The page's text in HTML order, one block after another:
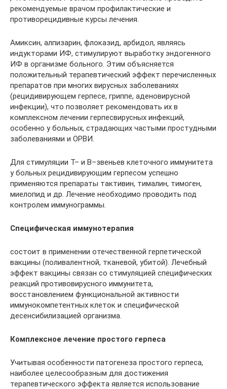
рекомендуемые врачом профилактические и
противорецидивные курсы лечения.
Амиксин, алпизарин, флоказид, арбидол, являясь
индукторами ИФ, стимулируют выработку эндогенного
ИФ в организме больного. Этим объясняется
положительный терапевтический эффект перечисленных
препаратов при многих вирусных заболеваниях
(рецидивирующем герпесе, гриппе, аденовирусной
инфекции), что позволяет рекомендовать их в
комплексном лечении герпесвирусных инфекций,
особенно у больных, страдающих частыми простудными
заболеваниями и ОРВИ.
Для стимуляции Т– и В–звеньев клеточного иммунитета
у больных рецидивирующим герпесом успешно
применяются препараты тактивин, тималин, тимоген,
миелопид и др. Лечение необходимо проводить под
контролем иммунограммы.
Специфическая иммунотерапия
состоит в применении отечественной герпетической
вакцины (поливалентной, тканевой, убитой). Лечебный
эффект вакцины связан со стимуляцией специфических
реакций противовирусного иммунитета,
восстановлением функциональной активности
иммунокомпетентных клеток и специфической
десенсибилизацией организма.
Комплексное лечение простого герпеса
Учитывая особенности патогенеза простого герпеса,
наиболее целесообразным для достижения
терапевтического эффекта является использование